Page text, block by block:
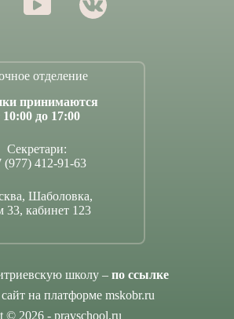
отделение
принимаются
10:00 до 17:00
Секретари:
(977) 412-91-63
Шаболовка,
33, кабинет 123
школу –по ссылке
на платформе mskobr.ru
© 2026 - pravschool.ru